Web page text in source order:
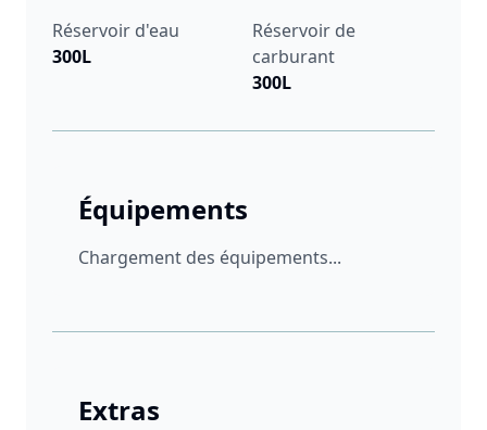
Réservoir d'eau
300L
Réservoir de
carburant
300L
Équipements
Chargement des équipements...
Extras